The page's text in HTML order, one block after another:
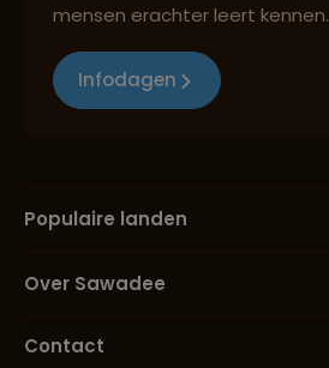
mensen erachter leert kennen.
Infodagen
Populaire landen
Over Sawadee
Contact